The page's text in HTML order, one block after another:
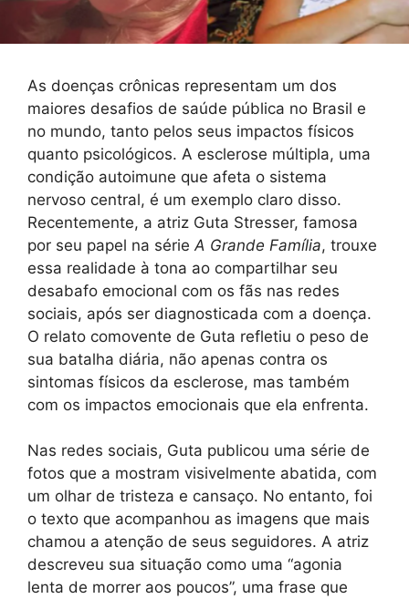
As doenças crônicas representam um dos
maiores desafios de saúde pública no Brasil e
no mundo, tanto pelos seus impactos físicos
quanto psicológicos. A esclerose múltipla, uma
condição autoimune que afeta o sistema
nervoso central, é um exemplo claro disso.
Recentemente, a atriz Guta Stresser, famosa
por seu papel na série A Grande Família, trouxe
essa realidade à tona ao compartilhar seu
desabafo emocional com os fãs nas redes
sociais, após ser diagnosticada com a doença.
O relato comovente de Guta refletiu o peso de
sua batalha diária, não apenas contra os
sintomas físicos da esclerose, mas também
com os impactos emocionais que ela enfrenta.
Nas redes sociais, Guta publicou uma série de
fotos que a mostram visivelmente abatida, com
um olhar de tristeza e cansaço. No entanto, foi
o texto que acompanhou as imagens que mais
chamou a atenção de seus seguidores. A atriz
descreveu sua situação como uma “agonia
lenta de morrer aos poucos”, uma frase que